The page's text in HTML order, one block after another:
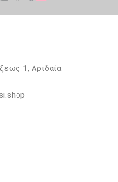
1, Αριδαία